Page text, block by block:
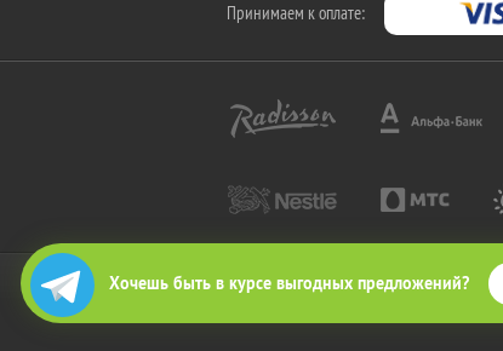
Хочешь быть в курсе выгодных предложений?
Принимаем к оплате:
2010-2026 © КупиКупон. Все права защищены.
Все права на товарный знак "КупиКупон" и